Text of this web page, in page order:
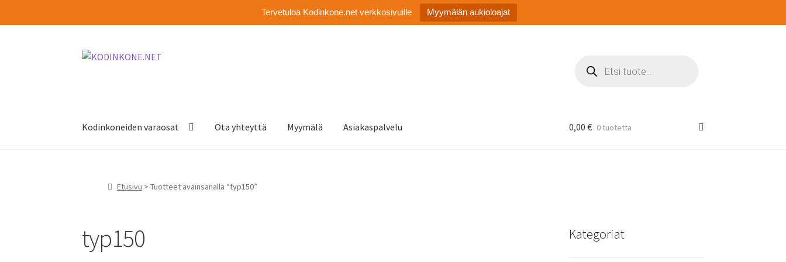
Tervetuloa Kodinkone.net verkkosivuille Myymälän aukioloajat
Siirry
Siirry
search
Kodinkoneiden varaosat Ota yhteyttä Myymälä Asiakaspalvelu 0,00 € 0 tuotetta
Etusivu > Tuotteet avainsanalla “typ150”
typ150 Kategoriat